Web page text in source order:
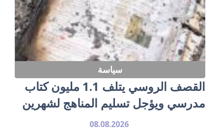
سياسة
القصف الروسي يتلف 1.1 مليون كتاب
مدرسي ويؤجل تسليم المناهج لشهرين
08.08.2026